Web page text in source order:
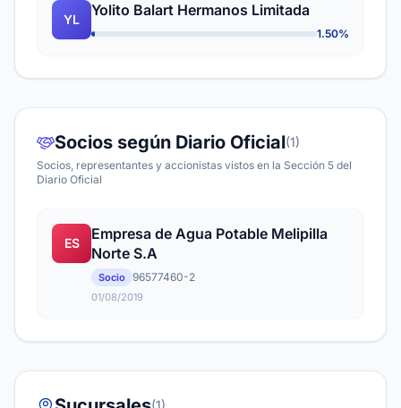
YL
Yolito Balart Hermanos Limitada
1.50%
Socios según Diario Oficial(1)
Socios, representantes y accionistas vistos en la Sección 5 del
Diario Oficial
ES
Empresa de Agua Potable Melipilla
Norte S.A
Socio 96577460-2
01/08/2019
(1)